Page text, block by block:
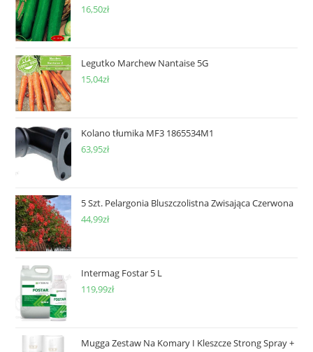
16,50zł
Legutko Marchew Nantaise 5G
15,04zł
Kolano tłumika MF3 1865534M1
63,95zł
5 Szt. Pelargonia Bluszczolistna Zwisająca Czerwona
44,99zł
Intermag Fostar 5 L
119,99zł
Mugga Zestaw Na Komary I Kleszcze Strong Spray +